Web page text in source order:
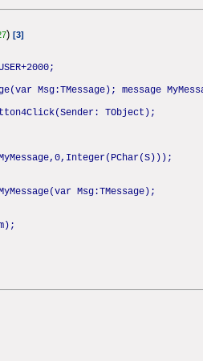
) [3]
Msg:TMessage); message
TObject);
Msg:TMessage);